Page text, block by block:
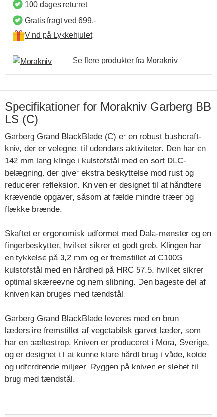
100 dages returret
Gratis fragt ved 699,-
Vind på Lykkehjulet
Se flere produkter fra Morakniv
Specifikationer for Morakniv Garberg BB
LS (C)
Garberg Grand BlackBlade (C) er en robust bushcraft-
kniv, der er velegnet til udendørs aktiviteter. Den har en
142 mm lang klinge i kulstofstål med en sort DLC-
belægning, der giver ekstra beskyttelse mod rust og
reducerer refleksion. Kniven er designet til at håndtere
krævende opgaver, såsom at fælde mindre træer og
flække brænde.
Skaftet er ergonomisk udformet med Dala-mønster og en
fingerbeskytter, hvilket sikrer et godt greb. Klingen har
en tykkelse på 3,2 mm og er fremstillet af C100S
kulstofstål med en hårdhed på HRC 57.5, hvilket sikrer
optimal skæreevne og nem slibning. Den bageste del af
kniven kan bruges med tændstål.
Garberg Grand BlackBlade leveres med en brun
læderslire fremstillet af vegetabilsk garvet læder, som
har en bæltestrop. Kniven er produceret i Mora, Sverige,
og er designet til at kunne klare hårdt brug i våde, kolde
og udfordrende miljøer. Ryggen på kniven er slebet til
brug med tændstål.